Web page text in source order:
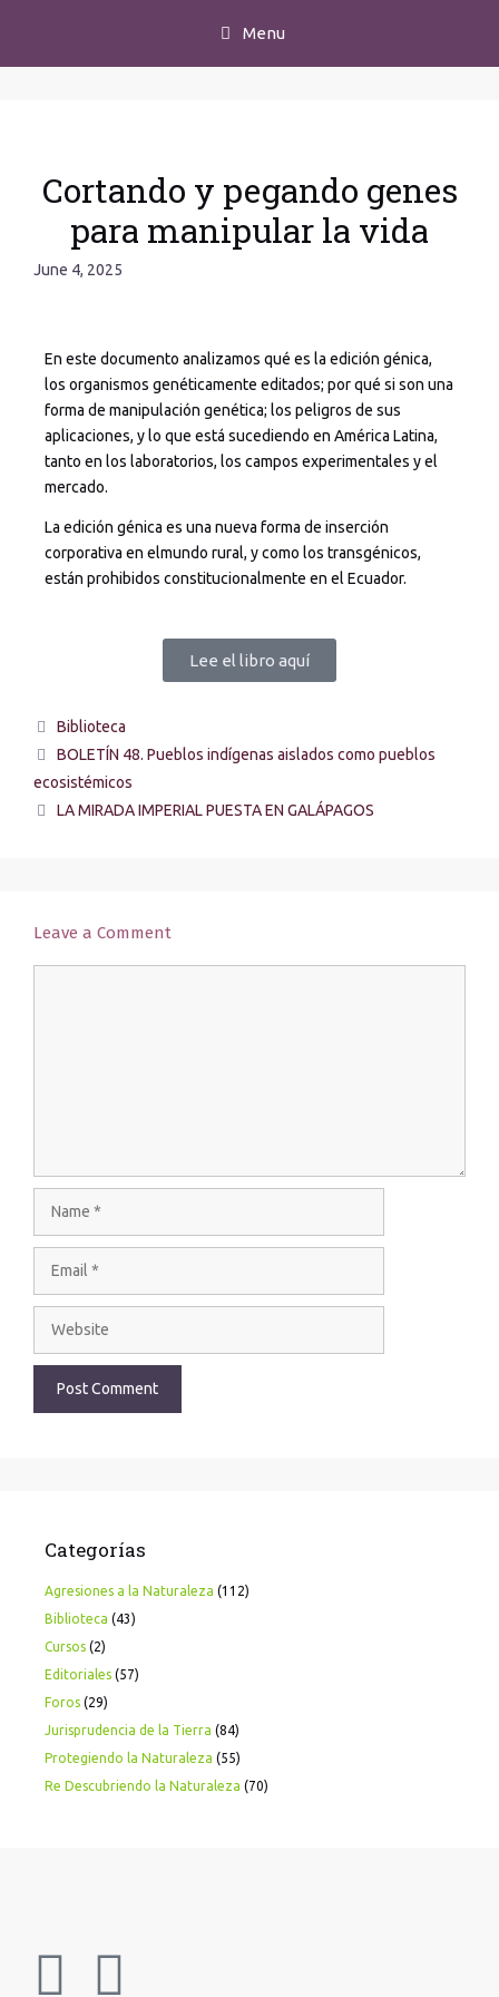
Menu
Cortando y pegando genes
para manipular la vida
June 4, 2025
En este documento analizamos qué es la edición génica,
los organismos genéticamente editados; por qué si son una
forma de manipulación genética; los peligros de sus
aplicaciones, y lo que está sucediendo en América Latina,
tanto en los laboratorios, los campos experimentales y el
mercado.
La edición génica es una nueva forma de inserción
corporativa en elmundo rural, y como los transgénicos,
están prohibidos constitucionalmente en el Ecuador.
Lee el libro aquí
Biblioteca
BOLETÍN 48. Pueblos indígenas aislados como pueblos
ecosistémicos
LA MIRADA IMPERIAL PUESTA EN GALÁPAGOS
Leave a Comment
Categorías
Agresiones a la Naturaleza (112)
Biblioteca (43)
Cursos (2)
Editoriales (57)
Foros (29)
Jurisprudencia de la Tierra (84)
Protegiendo la Naturaleza (55)
Re Descubriendo la Naturaleza (70)